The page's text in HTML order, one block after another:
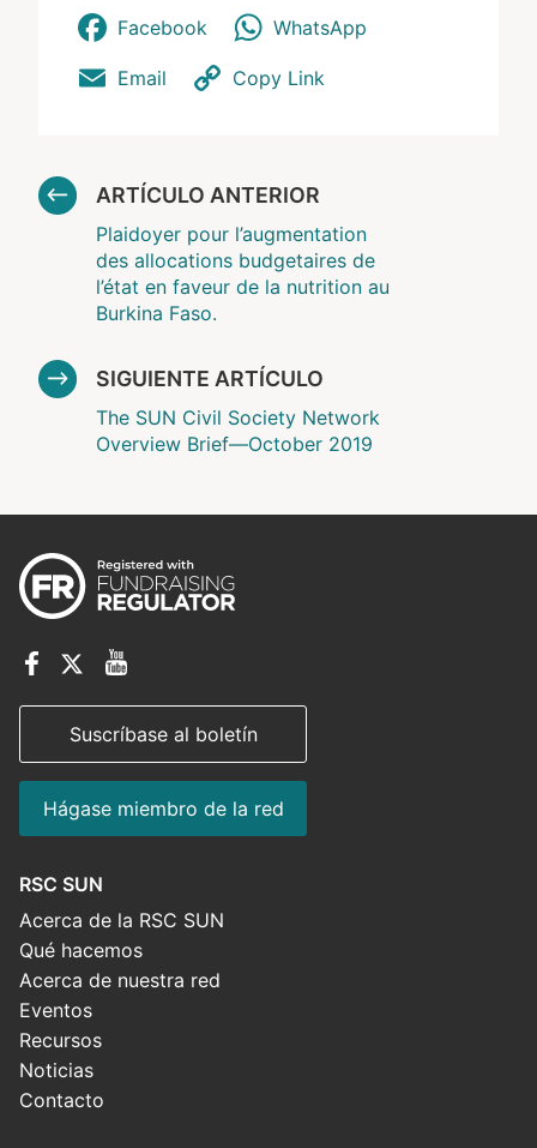
Facebook WhatsApp
Email Copy Link
ARTÍCULO ANTERIOR
Plaidoyer pour l’augmentation
des allocations budgetaires de
l’état en faveur de la nutrition au
Burkina Faso.
SIGUIENTE ARTÍCULO
The SUN Civil Society Network
Overview Brief—October 2019
Suscríbase al boletín
Hágase miembro de la red
RSC SUN
Acerca de la RSC SUN
Qué hacemos
Acerca de nuestra red
Eventos
Recursos
Noticias
Contacto